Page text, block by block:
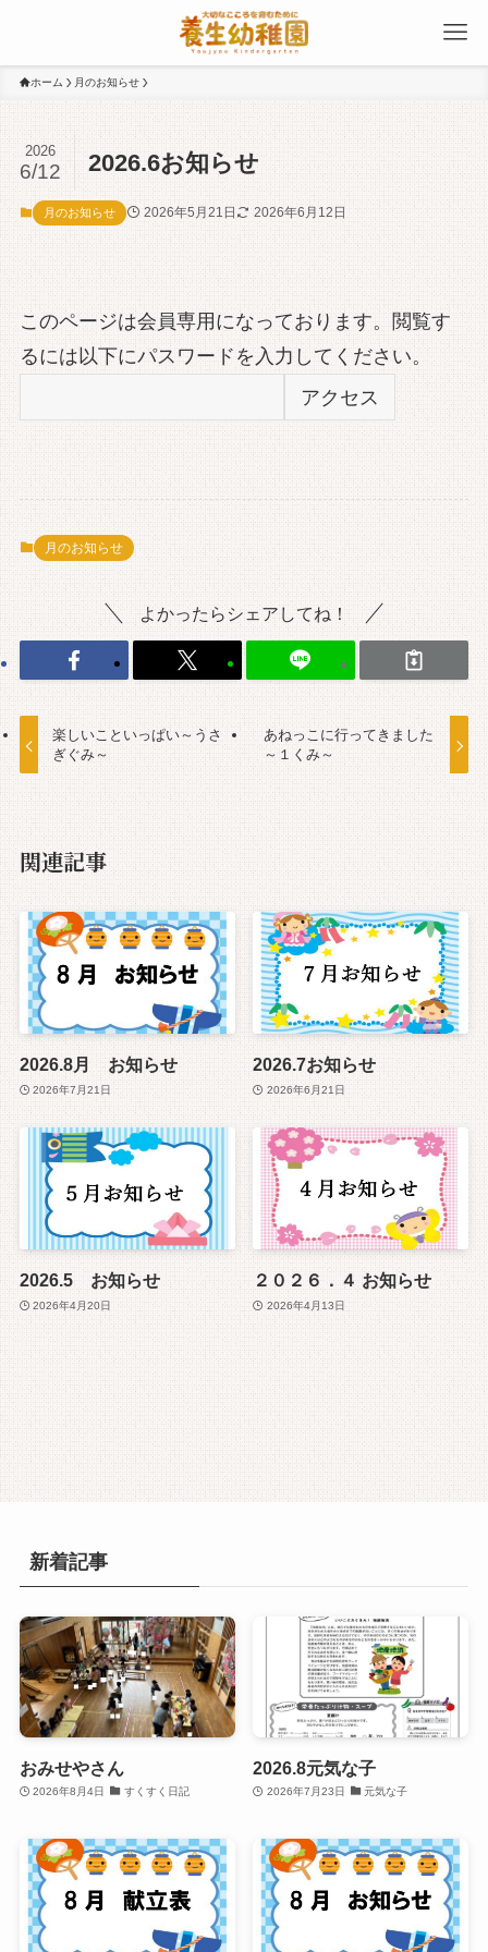
ホーム 月のお知らせ
2026.6お知らせ
2026
6/12
月のお知らせ 2026年5月21日 2026年6月12日
このページは会員専用になっております。閲覧す
るには以下にパスワードを入力してください。
月のお知らせ
よかったらシェアしてね！
楽しいこといっぱい～うさ
ぎぐみ～
あねっこに行ってきました
～１くみ～
関連記事
2026.8月 お知らせ
2026年7月21日
2026.7お知らせ
2026年6月21日
2026.5 お知らせ
2026年4月20日
２０２６．４ お知らせ
2026年4月13日
新着記事
おみせやさん
2026年8月4日 すくすく日記
2026.8元気な子
2026年7月23日 元気な子